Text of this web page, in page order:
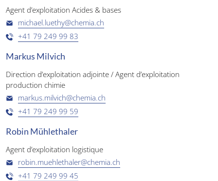
Agent d’exploitation Acides & bases
michael.luethy@chemia.ch
+41 79 249 99 83
Markus Milvich
Direction d’exploitation adjointe / Agent d’exploitation
production chimie
markus.milvich@chemia.ch
+41 79 249 99 59
Robin Mühlethaler
Agent d’exploitation logistique
robin.muehlethaler@chemia.ch
+41 79 249 99 45